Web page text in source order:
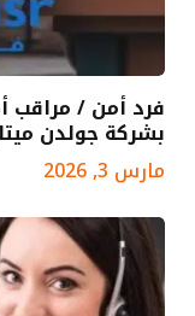
فرد أمن / مراقب
بشركة جولدن
مارس 3, 2026